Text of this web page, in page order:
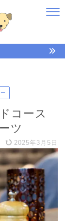
コース
ツ
2025年3月5日